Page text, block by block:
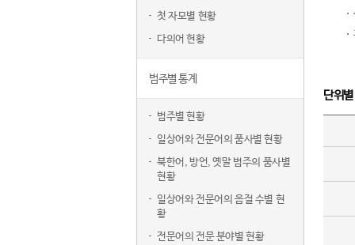
첫 자모별 현황
다의어 현황
범주별 통계
범주별 현황
일상어와 전문어의 품사별 현황
북한어, 방언, 옛말 범주의 품사별
현황
일상어와 전문어의 음절 수별 현
황
전문어의 전문 분야별 현황
단위